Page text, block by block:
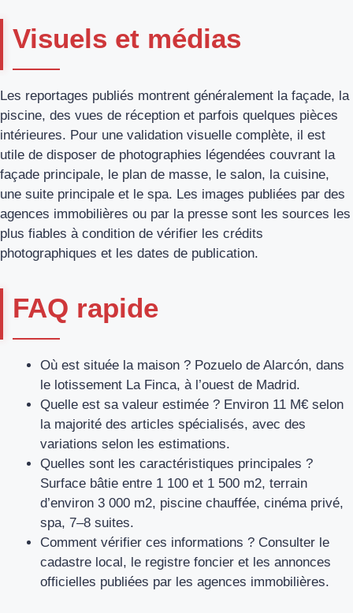
Visuels et médias
Les reportages publiés montrent généralement la façade, la
piscine, des vues de réception et parfois quelques pièces
intérieures. Pour une validation visuelle complète, il est
utile de disposer de photographies légendées couvrant la
façade principale, le plan de masse, le salon, la cuisine,
une suite principale et le spa. Les images publiées par des
agences immobilières ou par la presse sont les sources les
plus fiables à condition de vérifier les crédits
photographiques et les dates de publication.
FAQ rapide
Où est située la maison ? Pozuelo de Alarcón, dans
le lotissement La Finca, à l’ouest de Madrid.
Quelle est sa valeur estimée ? Environ 11 M€ selon
la majorité des articles spécialisés, avec des
variations selon les estimations.
Quelles sont les caractéristiques principales ?
Surface bâtie entre 1 100 et 1 500 m2, terrain
d’environ 3 000 m2, piscine chauffée, cinéma privé,
spa, 7–8 suites.
Comment vérifier ces informations ? Consulter le
cadastre local, le registre foncier et les annonces
officielles publiées par les agences immobilières.